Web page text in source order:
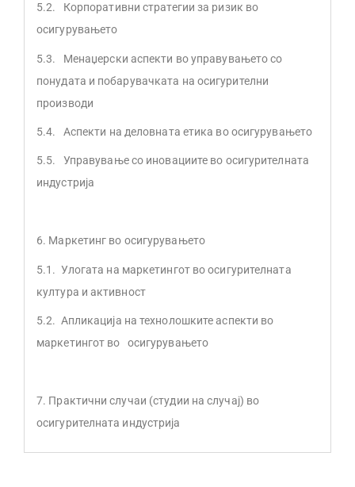
5.2. Корпоративни стратегии за ризик во
осигурувањето
5.3. Менаџерски аспекти во управувањето со
понудата и побарувачката на осигурителни
производи
5.4. Аспекти на деловната етика во осигурувањето
5.5. Управување со иновациите во осигурителната
индустрија
6. Маркетинг во осигурувањето
5.1. Улогата на маркетингот во осигурителната
култура и активност
5.2. Апликација на технолошките аспекти во
маркетингот во осигурувањето
7. Практични случаи (студии на случај) во
осигурителната индустрија